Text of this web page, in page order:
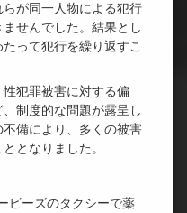
が同一人物による犯行
せんでした。結果とし
って犯行を繰り返すこ
犯罪被害に対する偏
制度的な問題が露呈し
備により、多くの被害
となりました。
ビーズのタクシーで薬